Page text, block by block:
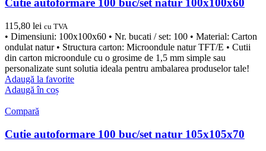
Cutie autoformare 100 buc/set natur 100x100x60
115,80 lei cu TVA
• Dimensiuni: 100x100x60 • Nr. bucati / set: 100 • Material: Carton
ondulat natur • Structura carton: Microondule natur TFT/E • Cutii
din carton microondule cu o grosime de 1,5 mm simple sau
personalizate sunt solutia ideala pentru ambalarea produselor tale!
Adaugă la favorite
Adaugă în coș
Compară
Cutie autoformare 100 buc/set natur 105x105x70